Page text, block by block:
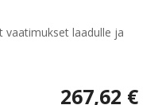
vaatimukset laadulle ja
267,62 €